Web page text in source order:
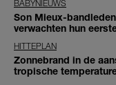
BABYNIEUWS
Son Mieux-
verwachten hun
HITTEPLAN
Zonnebrand in de
tropische